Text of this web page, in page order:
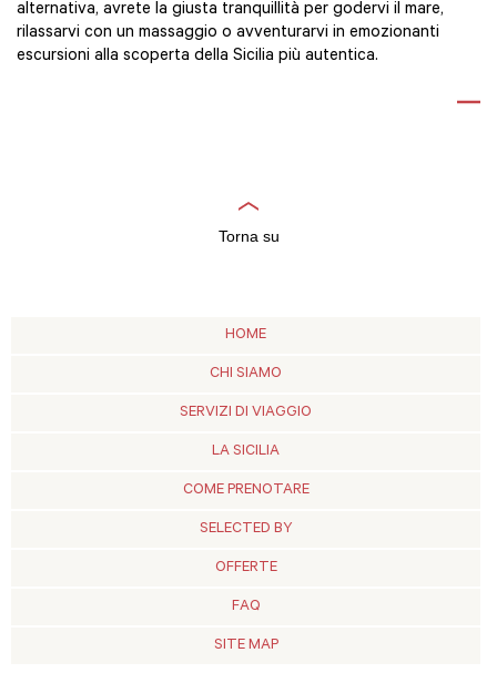
alternativa, avrete la giusta tranquillità per godervi il mare,
rilassarvi con un massaggio o avventurarvi in emozionanti
escursioni alla scoperta della Sicilia più autentica.
Torna su
HOME
CHI SIAMO
SERVIZI DI VIAGGIO
LA SICILIA
COME PRENOTARE
SELECTED BY
OFFERTE
FAQ
SITE MAP